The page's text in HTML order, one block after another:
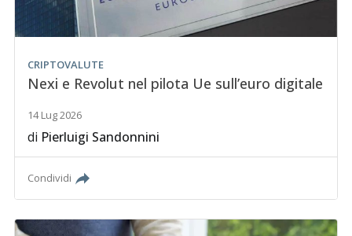
CRIPTOVALUTE
Nexi e Revolut nel pilota Ue sull’euro digitale
14 Lug 2026
di Pierluigi Sandonnini
Condividi